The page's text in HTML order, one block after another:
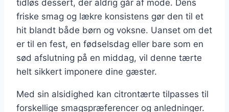
tidløs dessert, der aldrig går af mode. Dens
friske smag og lækre konsistens gør den til et
hit blandt både børn og voksne. Uanset om det
er til en fest, en fødselsdag eller bare som en
sød afslutning på en middag, vil denne tærte
helt sikkert imponere dine gæster.
Med sin alsidighed kan citrontærte tilpasses til
forskellige smagspræferencer og anledninger.